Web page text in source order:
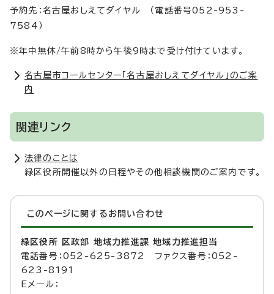
予約先：名古屋おしえてダイヤル （電話番号052-953-
7584）
※年中無休/午前8時から午後9時まで受け付けています。
名古屋市コールセンター「名古屋おしえてダイヤル」のご案
内
関連リンク
法律のことは
緑区役所開催以外の日程やその他相談機関のご案内です。
このページに関する お問い合わせ
緑区役所 区政部 地域力推進課 地域力推進担当
電話番号：052-625-3872 ファクス番号：052-
623-8191
Eメール：